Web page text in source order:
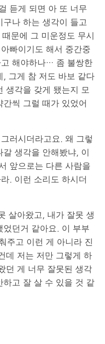
듣게 되면 아 또 너무
나 하는 생각이 들고
문에 그 미운정도 무시
빠이기도 해서 중간중
해야하나… 좀 불쌍한
, 그게 참 저도 바보 같다
생각을 갖게 됐는지 모
씩 그럴 때가 있었어
러시더라고요. 왜 그렇
생각을 안해봤냐, 이
앞으로는 다른 사람을
. 이런 소리도 하시더
살아왔고, 내가 잘못 생
었던거 같아요. 이 부부
주고 이런 게 아니라 진
데 저는 저만 그렇게 하
던 게 너무 잘못된 생각
하고 잘 살 수 있을 것 같